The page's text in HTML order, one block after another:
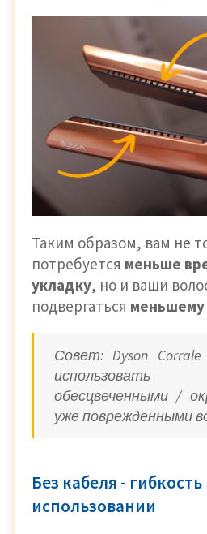
Таким образом, вам не
потребуется меньше
укладку, но и ваши
подвергаться меньшему
Совет: Dyson
обесцвеченными /
уже поврежденными
Без кабеля - гибкость
использовании